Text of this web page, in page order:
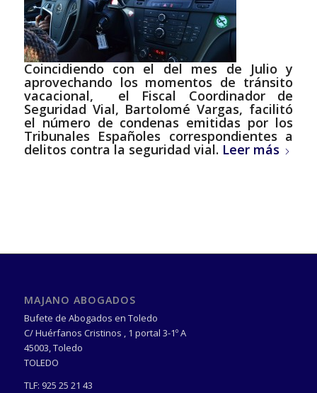
Coincidiendo con el del mes de Julio y
aprovechando los momentos de tránsito
vacacional, el Fiscal Coordinador de
Seguridad Vial, Bartolomé Vargas, facilitó
el número de condenas emitidas por los
Tribunales Españoles correspondientes a
delitos contra la seguridad vial. Leer más
MAJANO ABOGADOS
Bufete de Abogados en Toledo
C/ Huérfanos Cristinos , 1 portal 3-1º A
45003,Toledo
TOLEDO
TLF: 925 25 21 43